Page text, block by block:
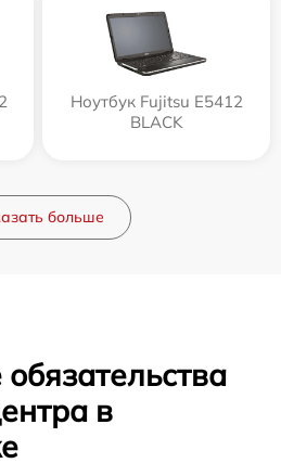
Ноутбук Fujitsu E5412
BLACK
больше
в